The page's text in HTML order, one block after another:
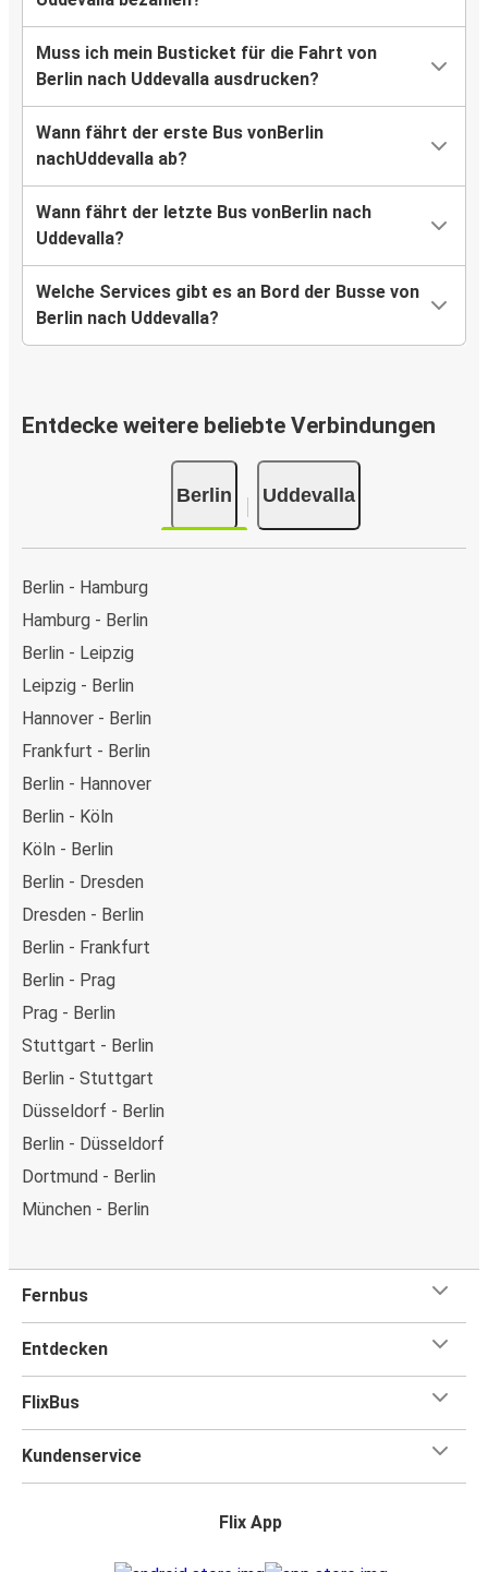
Muss ich mein Busticket für die Fahrt von
Berlin nach Uddevalla ausdrucken?
Wann fährt der erste Bus vonBerlin
nachUddevalla ab?
Wann fährt der letzte Bus vonBerlin nach
Uddevalla?
Welche Services gibt es an Bord der Busse von
Berlin nach Uddevalla?
Entdecke weitere beliebte Verbindungen
Berlin Uddevalla
Berlin - Hamburg
Hamburg - Berlin
Berlin - Leipzig
Leipzig - Berlin
Hannover - Berlin
Frankfurt - Berlin
Berlin - Hannover
Berlin - Köln
Köln - Berlin
Berlin - Dresden
Dresden - Berlin
Berlin - Frankfurt
Berlin - Prag
Prag - Berlin
Stuttgart - Berlin
Berlin - Stuttgart
Düsseldorf - Berlin
Berlin - Düsseldorf
Dortmund - Berlin
München - Berlin
Fernbus
Entdecken
FlixBus
Kundenservice
Flix App